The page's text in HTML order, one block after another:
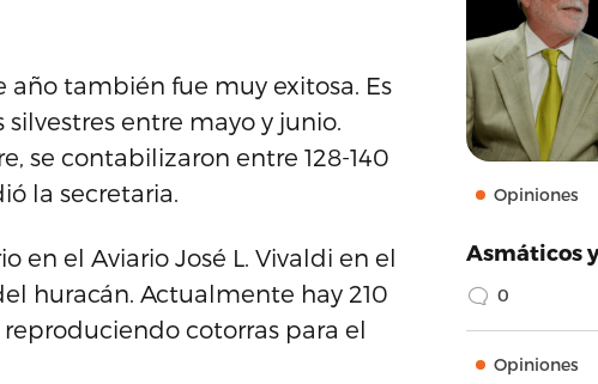
año también fue muy exitosa. Es
entre mayo y junio.
se contabilizaron entre 128-140
la secretaria.
en el Aviario José L. Vivaldi en el
huracán. Actualmente hay 210
cotorras para el
Opiniones
Asmáticos
0
Opiniones